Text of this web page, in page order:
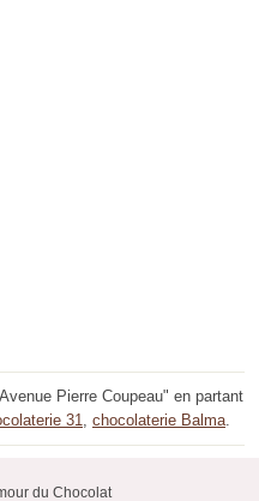
Pierre Coupeau" en partant
31 chocolaterie Balma
du Chocolat